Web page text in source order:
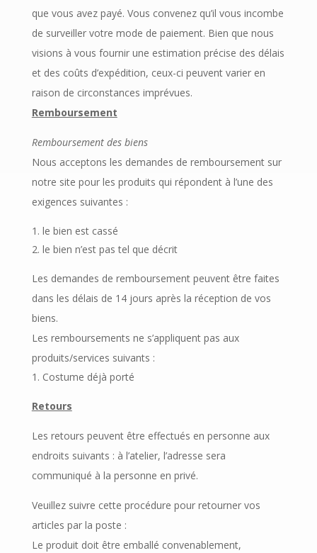
que vous avez payé. Vous convenez qu’il vous incombe
de surveiller votre mode de paiement. Bien que nous
visions à vous fournir une estimation précise des délais
et des coûts d’expédition, ceux-ci peuvent varier en
raison de circonstances imprévues.
Remboursement
Remboursement des biens
Nous acceptons les demandes de remboursement sur
notre site pour les produits qui répondent à l’une des
exigences suivantes :
le bien est cassé
le bien n’est pas tel que décrit
Les demandes de remboursement peuvent être faites
dans les délais de 14 jours après la réception de vos
biens.
Les remboursements ne s’appliquent pas aux
produits/services suivants :
Costume déjà porté
Retours
Les retours peuvent être effectués en personne aux
endroits suivants : à l’atelier, l’adresse sera
communiqué à la personne en privé.
Veuillez suivre cette procédure pour retourner vos
articles par la poste :
Le produit doit être emballé convenablement,